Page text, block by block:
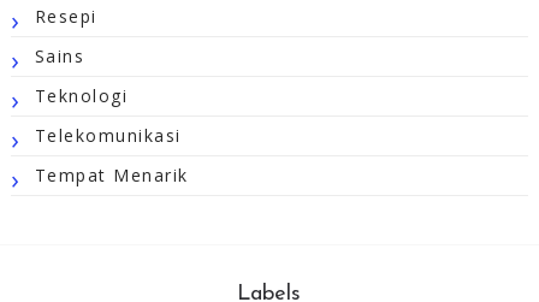
Resepi
Sains
Teknologi
Telekomunikasi
Tempat Menarik
Labels